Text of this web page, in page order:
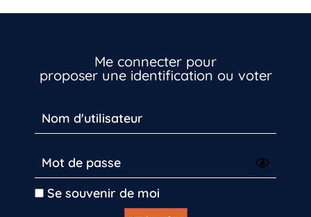
Me connecter pour
proposer une identification ou voter
Se souvenir de moi